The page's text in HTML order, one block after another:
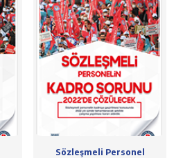
Sözleşmeli Personel